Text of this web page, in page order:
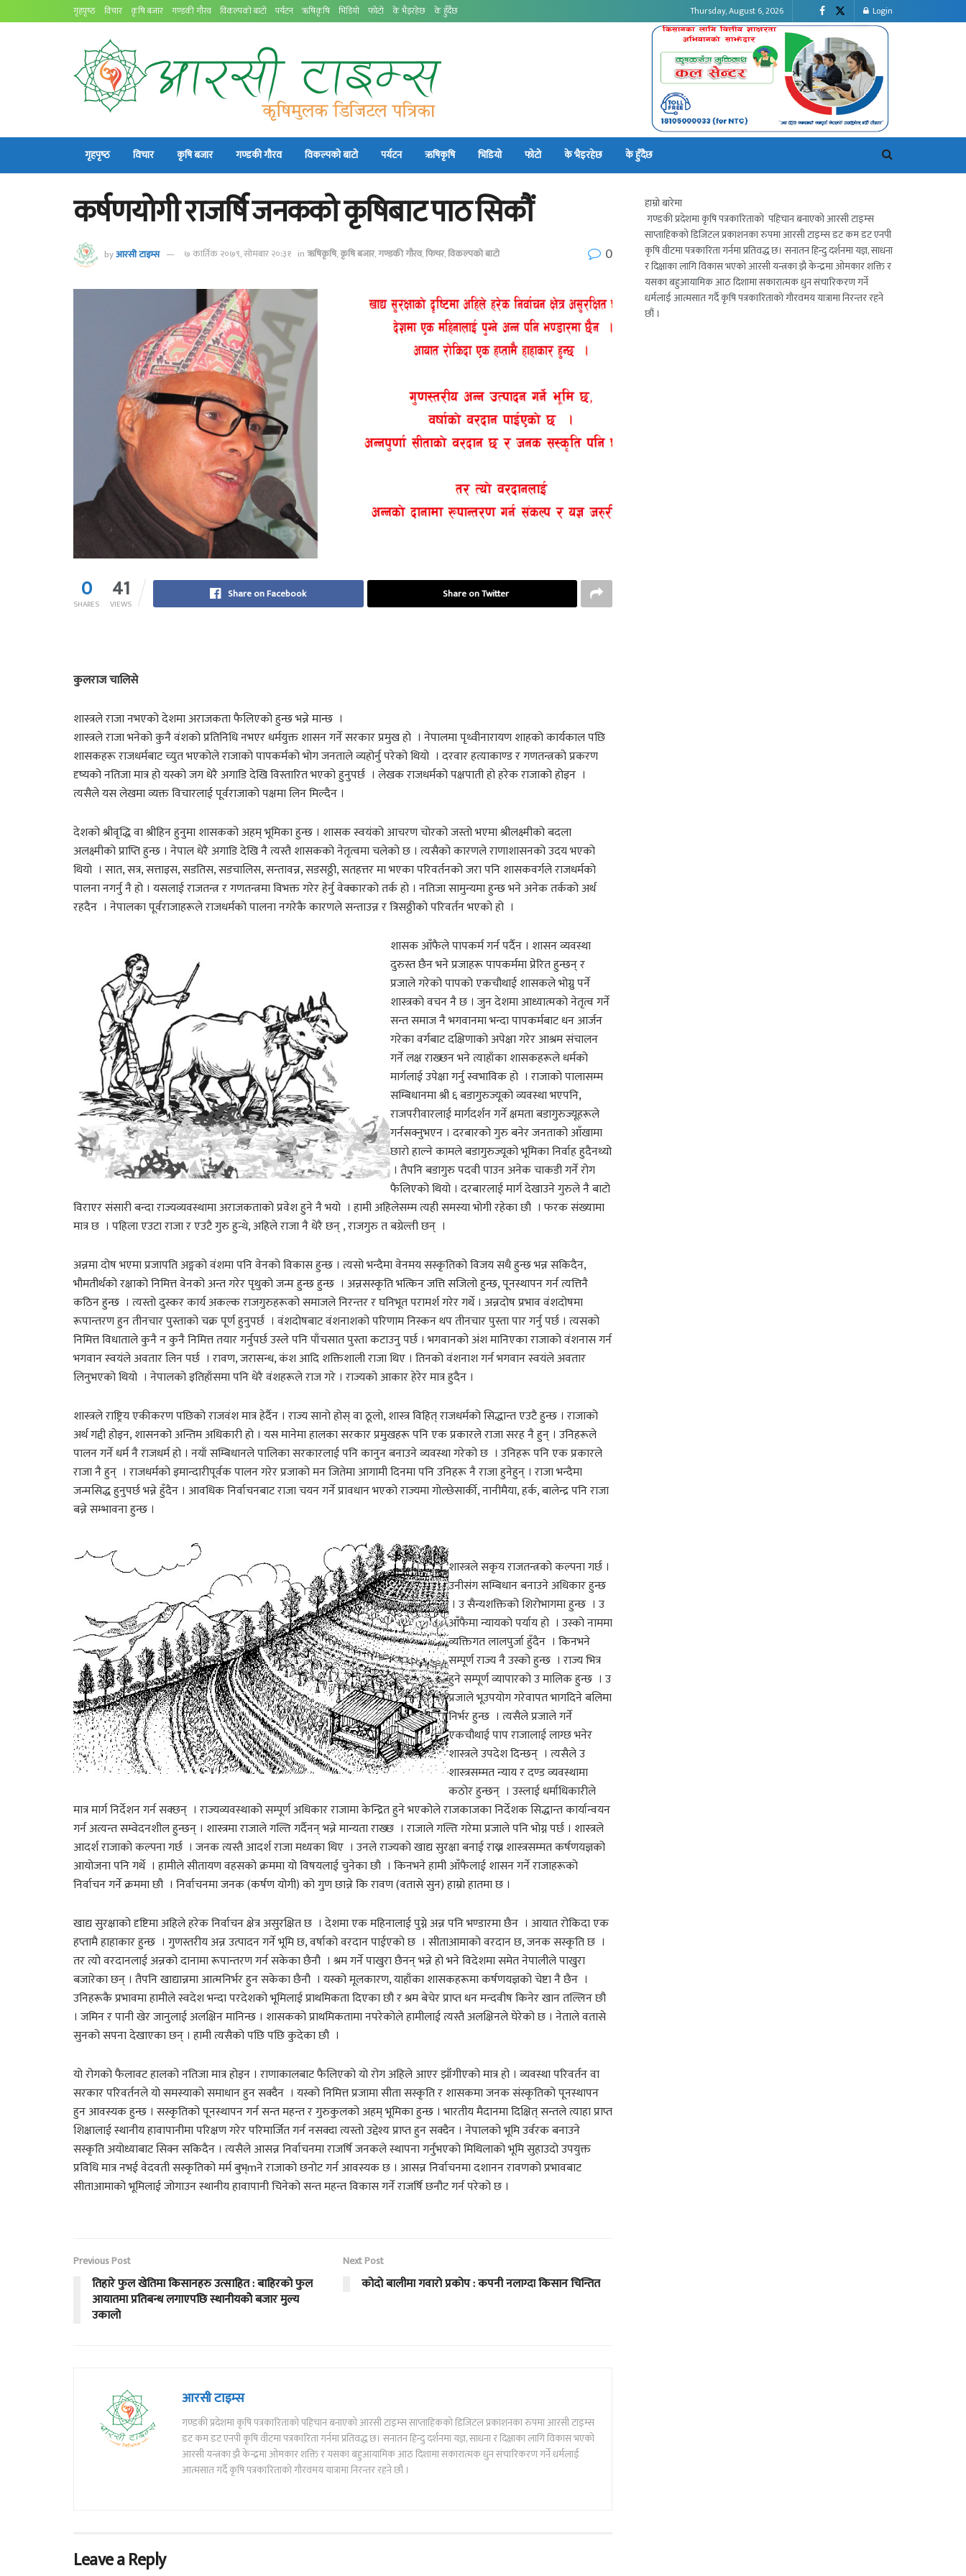
गृहपृष्‍ठ विचार कृषि बजार गण्डकी गौरव विकल्पको बाटो पर्यटन ऋषिकृषि भिडियो फोटो के भैइरहेछ के हुँदैछ Thursday, August 6, 2026 Login
गृहपृष्‍ठ विचार कृषि बजार गण्डकी गौरव विकल्पको बाटो पर्यटन ऋषिकृषि भिडियो फोटो के भैइरहेछ के हुँदैछ
कर्षणयोगी राजर्षि जनकको कृषिबाट पाठ सिकौं
byआरसी टाइम्स ७ कार्तिक २०७९, सोमबार २०:३१ inऋषिकृषि,कृषि बजार,गण्डकी गौरव,फिचर,विकल्पको बाटो 0
0
SHARES 41
VIEWS
Share on Facebook Share on Twitter
कुलराज चालिसे
शास्त्रले राजा नभएको देशमा अराजकता फैलिएको हुन्छ भन्ने मान्छ ।
शास्त्रले राजा भनेको कुनै वंशको प्रतिनिधि नभएर धर्मयुक्त शासन गर्ने सरकार प्रमुख हो । नेपालमा पृथ्वीनारायण शाहको कार्यकाल पछि
शासकहरू राजधर्मबाट च्युत भएकोले राजाको पापकर्मको भोग जनताले व्यहोर्नु परेको थियो । दरवार हत्याकाण्ड र गणतन्त्रको प्रकरण
दृष्यको नतिजा मात्र हो यस्को जग धेरै अगाडि देखि विस्तारित भएको हुनुपर्छ । लेखक राजधर्मको पक्षपाती हो हरेक राजाको होइन ।
त्यसैले यस लेखमा व्यक्त विचारलाई पूर्वराजाको पक्षमा लिन मिल्दैन ।
देशको श्रीवृद्धि वा श्रीहिन हुनुमा शासकको अहम् भूमिका हुन्छ । शासक स्वयंको आचरण चोरको जस्तो भएमा श्रीलक्ष्मीको बदला
अलक्ष्मीको प्राप्ति हुन्छ । नेपाल धेरै अगाडि देखि नै त्यस्तै शासकको नेतृत्वमा चलेको छ । त्यसैको कारणले राणाशासनको उदय भएको
थियो । सात, सत्र, सत्ताइस, सडतिस, सडचालिस, सन्तावन्न, सडसठ्ठी, सतहत्तर मा भएका परिवर्तनको जरा पनि शासकवर्गले राजधर्मको
पालना नगर्नु नै हो । यसलाई राजतन्त्र र गणतन्त्रमा विभक्त गरेर हेर्नु वेक्कारको तर्क हो । नतिजा सामुन्यमा हुन्छ भने अनेक तर्कको अर्थ
रहदैन । नेपालका पूर्वराजाहरूले राजधर्मको पालना नगरेकै कारणले सन्ताउन्न र त्रिसठ्ठीको परिवर्तन भएको हो ।
शासक आँफैले पापकर्म गर्न पर्दैन । शासन व्यवस्था
दुरुस्त छैन भने प्रजाहरू पापकर्ममा प्रेरित हुन्छन् र
प्रजाले गरेको पापको एकचौथाई शासकले भोग्नु पर्ने
शास्त्रको वचन नै छ । जुन देशमा आध्यात्मको नेतृत्व गर्ने
सन्त समाज नै भगवानमा भन्दा पापकर्मबाट धन आर्जन
गरेका वर्गबाट दक्षिणाको अपेक्षा गरेर आश्रम संचालन
गर्ने लक्ष राख्छन भने त्याहाँका शासकहरूले धर्मको
मार्गलाई उपेक्षा गर्नु स्वभाविक हो । राजाको पालासम्म
सम्बिधानमा श्री ६ बडागुरुज्यूको व्यवस्था भएपनि,
राजपरीवारलाई मार्गदर्शन गर्ने क्षमता बडागुरुज्यूहरूले
गर्नसक्नुभएन । दरबारको गुरु बनेर जनताको आँखामा
छारो हाल्ने कामले बडागुरुज्यूको भूमिका निर्वाह हुदैनथ्यो
। तैपनि बडागुरु पदवी पाउन अनेक चाकडी गर्ने रोग
फैलिएको थियो । दरबारलाई मार्ग देखाउने गुरुले नै बाटो
विराएर संसारी बन्दा राज्यव्यवस्थामा अराजकताको प्रवेश हुने नै भयो । हामी अहिलेसम्म त्यही समस्या भोगी रहेका छौ । फरक संख्यामा
मात्र छ । पहिला एउटा राजा र एउटै गुरु हुन्थे, अहिले राजा नै धेरै छन् , राजगुरु त बग्रेल्ती छन् ।
अन्नमा दोष भएमा प्रजापति अङ्गको वंशमा पनि वेनको विकास हुन्छ । त्यसो भन्दैमा वेनमय सस्कृतिको विजय सधै हुन्छ भन्न सकिदैन,
भौमतीर्थको रक्षाको निमित्त वेनको अन्त गरेर पृथुको जन्म हुन्छ हुन्छ । अन्नसस्कृति भत्किन जत्ति सजिलो हुन्छ, पूनस्थापन गर्न त्यत्तिनै
कठिन हुन्छ । त्यस्तो दुस्कर कार्य अकल्क राजगुरुहरूको समाजले निरन्तर र घनिभूत परामर्श गरेर गर्थे । अन्नदोष प्रभाव वंशदोषमा
रूपान्तरण हुन तीनचार पुस्ताको चक्र पूर्ण हुनुपर्छ । वंशदोषबाट वंशनाशको परिणाम निस्कन थप तीनचार पुस्ता पार गर्नु पर्छ । त्यसको
निमित्त विधाताले कुनै न कुनै निमित्त तयार गर्नुपर्छ उस्ले पनि पाँचसात पुस्ता कटाउनु पर्छ । भगवानको अंश मानिएका राजाको वंशनास गर्न
भगवान स्वयंले अवतार लिन पर्छ । रावण, जरासन्ध, कंश आदि शक्तिशाली राजा थिए । तिनको वंशनाश गर्न भगवान स्वयंले अवतार
लिनुभएको थियो । नेपालको इतिहाँसमा पनि धेरै वंशहरूले राज गरे । राज्यको आकार हेरेर मात्र हुदैन ।
शास्त्रले राष्ट्रिय एकीकरण पछिको राजवंश मात्र हेर्दैन । राज्य सानो होस् वा ठूलो, शास्त्र विहित् राजधर्मको सिद्धान्त एउटै हुन्छ । राजाको
अर्थ गद्दी होइन, शासनको अन्तिम अधिकारी हो । यस मानेमा हालका सरकार प्रमुखहरू पनि एक प्रकारले राजा सरह नै हुन् । उनिहरूले
पालन गर्ने धर्म नै राजधर्म हो । नयाँ सम्बिधानले पालिका सरकारलाई पनि कानुन बनाउने व्यवस्था गरेको छ । उनिहरू पनि एक प्रकारले
राजा नै हुन् । राजधर्मको इमान्दारीपूर्वक पालन गरेर प्रजाको मन जितेमा आगामी दिनमा पनि उनिहरू नै राजा हुनेहुन् । राजा भन्दैमा
जन्मसिद्ध हुनुपर्छ भन्ने हुँदैन । आवधिक निर्वाचनबाट राजा चयन गर्ने प्रावधान भएको राज्यमा गोल्छेसार्की, नानीमैया, हर्क, बालेन्द्र पनि राजा
बन्ने सम्भावना हुन्छ ।
शास्त्रले सकृय राजतन्त्रको कल्पना गर्छ ।
उनीसंग सम्बिधान बनाउने अधिकार हुन्छ
। उ सैन्यशक्तिको शिरोभागमा हुन्छ । उ
आँफैमा न्यायको पर्याय हो । उस्को नाममा
व्यक्तिगत लालपुर्जा हुँदैन । किनभने
सम्पूर्ण राज्य नै उस्को हुन्छ । राज्य भित्र
हुने सम्पूर्ण व्यापारको उ मालिक हुन्छ । उ
प्रजाले भूउपयोग गरेवापत भागदिने बलिमा
निर्भर हुन्छ । त्यसैले प्रजाले गर्ने
एकचौथाई पाप राजालाई लाग्छ भनेर
शास्त्रले उपदेश दिन्छन् । त्यसैले उ
शास्त्रसम्मत न्याय र दण्ड व्यवस्थामा
कठोर हुन्छन् । उस्लाई धर्माधिकारीले
मात्र मार्ग निर्देशन गर्न सक्छन् । राज्यव्यवस्थाको सम्पूर्ण अधिकार राजामा केन्द्रित हुने भएकोले राजकाजका निर्देशक सिद्धान्त कार्यान्वयन
गर्न अत्यन्त सम्वेदनशील हुन्छन् । शास्त्रमा राजाले गल्ति गर्दैनन् भन्ने मान्यता राख्छ । राजाले गल्ति गरेमा प्रजाले पनि भोग्न पर्छ । शास्त्रले
आदर्श राजाको कल्पना गर्छ । जनक त्यस्तै आदर्श राजा मध्यका थिए । उनले राज्यको खाद्य सुरक्षा बनाई राख्न शास्त्रसम्मत कर्षणयज्ञको
आयोजना पनि गर्थे । हामीले सीतायण वहसको क्रममा यो विषयलाई चुनेका छौ । किनभने हामी आँफैलाई शासन गर्ने राजाहरूको
निर्वाचन गर्ने क्रममा छौ । निर्वाचनमा जनक (कर्षण योगी) को गुण छान्ने कि रावण (वतासे सुन) हाम्रो हातमा छ ।
खाद्य सुरक्षाको दृष्टिमा अहिले हरेक निर्वाचन क्षेत्र असुरक्षित छ । देशमा एक महिनालाई पुग्ने अन्न पनि भण्डारमा छैन । आयात रोकिदा एक
हप्तामै हाहाकार हुन्छ । गुणस्तरीय अन्न उत्पादन गर्ने भूमि छ, वर्षाको वरदान पाईएको छ । सीताआमाको वरदान छ, जनक सस्कृति छ ।
तर त्यो वरदानलाई अन्नको दानामा रूपान्तरण गर्न सकेका छैनौ । श्रम गर्ने पाखुरा छैनन् भन्ने हो भने विदेशमा समेत नेपालीले पाखुरा
बजारेका छन् । तैपनि खाद्यान्नमा आत्मनिर्भर हुन सकेका छैनौ । यस्को मूलकारण, याहाँका शासकहरूमा कर्षणयज्ञको चेष्टा नै छैन ।
उनिहरूकै प्रभावमा हामीले स्वदेश भन्दा परदेशको भूमिलाई प्राथमिकता दिएका छौ र श्रम बेचेर प्राप्त धन मन्दवीष किनेर खान तल्लिन छौ
। जमिन र पानी खेर जानुलाई अलक्षिन मानिन्छ । शासकको प्राथमिकतामा नपरेकोले हामीलाई त्यस्तै अलक्षिनले घेरेको छ । नेताले वतासे
सुनको सपना देखाएका छन् । हामी त्यसैको पछि पछि कुदेका छौ ।
यो रोगको फैलावट हालको नतिजा मात्र होइन । राणाकालबाट फैलिएको यो रोग अहिले आएर झाँंगीएको मात्र हो । व्यवस्था परिवर्तन वा
सरकार परिवर्तनले यो समस्याको समाधान हुन सक्दैन । यस्को निमित्त प्रजामा सीता सस्कृति र शासकमा जनक संस्कृतिको पूनस्थापन
हुन आवस्यक हुन्छ । सस्कृतिको पूनस्थापन गर्न सन्त महन्त र गुरुकुलको अहम् भूमिका हुन्छ । भारतीय मैदानमा दिक्षित् सन्तले त्याहा प्राप्त
शिक्षालाई स्थानीय हावापानीमा परिक्षण गरेर परिमार्जित गर्न नसक्दा त्यस्तो उद्देश्य प्राप्त हुन सक्दैन । नेपालको भूमि उर्वरक बनाउने
सस्कृति अयोध्याबाट सिक्न सकिदैन । त्यसैले आसन्न निर्वाचनमा राजर्षि जनकले स्थापना गर्नुभएको मिथिलाको भूमि सुहाउदो उपयुक्त
प्रविधि मात्र नभई वेदवती सस्कृतिको मर्म बुभ्mने राजाको छनोट गर्न आवस्यक छ । आसन्न निर्वाचनमा दशानन रावणको प्रभावबाट
सीताआमाको भूमिलाई जोगाउन स्थानीय हावापानी चिनेको सन्त महन्त विकास गर्ने राजर्षि छनौट गर्न परेको छ ।
Previous Post
तिहारे फुल खेतिमा किसानहरु उत्साहित : बाहिरको फुल
आयातमा प्रतिबन्ध लगाएपछि स्थानीयकोे बजार मुल्य
उकालो
Next Post
कोदो बालीमा गवारो प्रकोप : कपनी नलाग्दा किसान चिन्तित
आरसी टाइम्स
गण्डकी प्रदेशमा कृषि पत्रकारिताको पहिचान बनाएको आरसी टाइम्स साप्ताहिकको डिजिटल प्रकाशनका रुपमा आरसी टाइम्स
डट कम डट एनपी कृषि वीटमा पत्रकारिता गर्नमा प्रतिवद्ध छ। सनातन हिन्दु दर्शनमा यज्ञ, साधना र दिक्षाका लागि विकास भएको
आरसी यन्त्रका झै केन्द्रमा ओमकार शक्ति र यसका बहुआयामिक आठ दिशामा सकारात्मक धुन संचारिकरण गर्ने धर्मलाई
आत्मसात गर्दै कृषि पत्रकारिताको गौरवमय यात्रामा निरन्तर रहने छौं ।
Leave a Reply
हाम्रो बारेमा
गण्डकी प्रदेशमा कृषि पत्रकारिताको पहिचान बनाएको आरसी टाइम्स
साप्ताहिकको डिजिटल प्रकाशनका रुपमा आरसी टाइम्स डट कम डट एनपी
कृषि वीटमा पत्रकारिता गर्नमा प्रतिवद्ध छ। सनातन हिन्दु दर्शनमा यज्ञ, साधना
र दिक्षाका लागि विकास भएको आरसी यन्त्रका झै केन्द्रमा ओमकार शक्ति र
यसका बहुआयामिक आठ दिशामा सकारात्मक धुन संचारिकरण गर्ने
धर्मलाई आत्मसात गर्दै कृषि पत्रकारिताको गौरवमय यात्रामा निरन्तर रहने
छौं ।